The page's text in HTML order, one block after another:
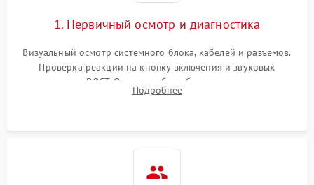
1. Первичный осмотр и диагностика
Визуальный осмотр системного блока, кабелей и разъемов.
Проверка реакции на кнопку включения и звуковых
сигналов POST. Оценка работы блока питания для
локализации базовых неисправностей без полного разбора.
Подробнее